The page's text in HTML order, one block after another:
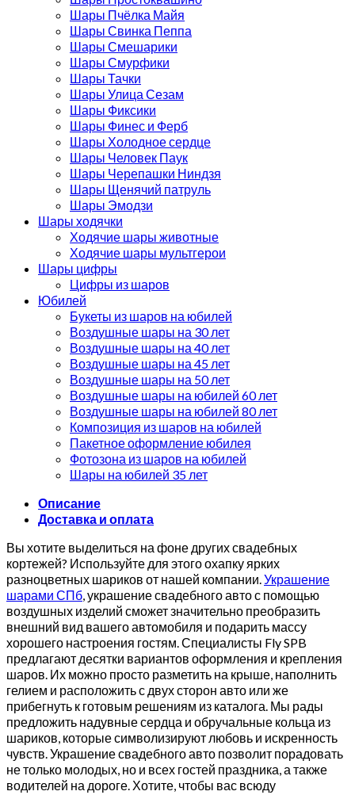
Шары Пчёлка Майя
Шары Свинка Пеппа
Шары Смешарики
Шары Смурфики
Шары Тачки
Шары Улица Сезам
Шары Фиксики
Шары Финес и Ферб
Шары Холодное сердце
Шары Человек Паук
Шары Черепашки Ниндзя
Шары Щенячий патруль
Шары Эмодзи
Шары ходячки
Ходячие шары животные
Ходячие шары мультгерои
Шары цифры
Цифры из шаров
Юбилей
Букеты из шаров на юбилей
Воздушные шары на 30 лет
Воздушные шары на 40 лет
Воздушные шары на 45 лет
Воздушные шары на 50 лет
Воздушные шары на юбилей 60 лет
Воздушные шары на юбилей 80 лет
Композиция из шаров на юбилей
Пакетное оформление юбилея
Фотозона из шаров на юбилей
Шары на юбилей 35 лет
Описание
Доставка и оплата
Вы хотите выделиться на фоне других свадебных
кортежей? Используйте для этого охапку ярких
разноцветных шариков от нашей компании.Украшение
шарами СПб, украшение свадебного авто с помощью
воздушных изделий сможет значительно преобразить
внешний вид вашего автомобиля и подарить массу
хорошего настроения гостям. Специалисты Fly SPB
предлагают десятки вариантов оформления и крепления
шаров. Их можно просто разметить на крыше, наполнить
гелием и расположить с двух сторон авто или же
прибегнуть к готовым решениям из каталога. Мы рады
предложить надувные сердца и обручальные кольца из
шариков, которые символизируют любовь и искренность
чувств. Украшение свадебного авто позволит порадовать
не только молодых, но и всех гостей праздника, а также
водителей на дороге. Хотите, чтобы вас всюду